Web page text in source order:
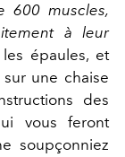
600 muscles,
à leur
épaules, et
une chaise
des
vous feront
soupçonniez